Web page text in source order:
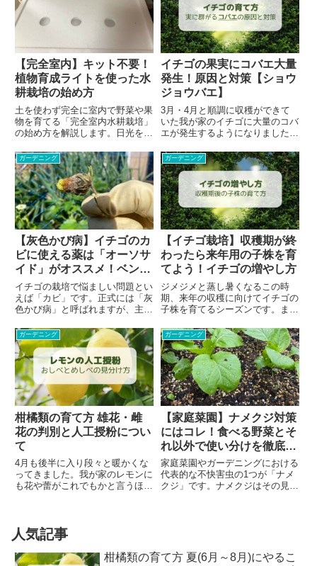
【完全室内】キット不要！
植物育成ライトを使った水
耕栽培の始め方
土を使わず完全に室内で野菜や果
物を育てる「完全室内水耕栽培」
の始め方を解説します。日光を当
キットを買う必要もありません。
簡単な道具だけで始められ、虫や
病気の心配もないとてもクリーン
な水耕栽培です。更に完全に室
内...
イチゴの果実にコバエ大量
発生！原因と対策【ショウ
ジョウバエ】
3月・4月と順調に収穫ができて
いた我が家のイチゴに大量のコバ
エが発生するようになりました。
見つからず、当然対策も見当たり
ません。同じタイミングから果実
の食害も散見されるようになりま
した。最初はあまり気にしてい
な...
ガーデニング
【灰色かび病】イチゴのカ
ビに使える薬は「オーソサ
イド」がオススメ！ベンレ
ートとのローテーション
も。
イチゴの栽培で悩ましい問題とい
えば「カビ」です。正式には「灰
色かび病」と呼ばれますが、主に
カビの一種です。折角実ったかわ
いいイチゴの実にこんなカビが生
えてしまった。イチゴの家庭菜園
ではよくある問題です。しか
し、...
ガーデニング
【イチゴ栽培】収穫期が終
わったら来年用の子株を育
てよう！イチゴの増やし方
ジメジメと蒸し暑くなるこの時
期、来年の収穫に向けてイチゴの
子株を育てるシーズンです。ま
ャンスのシーズンでもあります。
イチゴは2年目、3年目と育て続
けても実を付けますが、段々と収
量は減っていきます。家庭菜園レ
ベルであれば、必ずしも毎年株の
更新をする必要はありません。
ガーデニング
柑橘類の育て方 雄花・雌
花の判別と人工授粉につい
て
4月も後半に入り段々と暖かくな
ってきました。我が家のレモンに
も花や蕾がこれでもかと言うほど
橘類の雄花と雌花？植物が実を実
らせるには、めしべに花粉をつ
け...
ガーデニング
【家庭菜園】ナメクジ対策
にはコレ！食べる野菜とそ
れ以外で使い分けを徹底し
よう。
家庭菜園やガーデニングにおける
代表的な不快害虫の1つが「ナメ
クジ」です。ナメクジはその見た
頃...
人気記事
柑橘類の育て方 夏(6月～8月)にやるこ